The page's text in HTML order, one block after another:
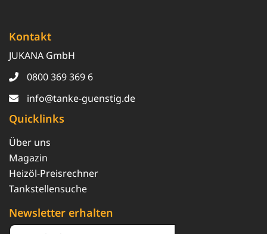
Kontakt
JUKANA GmbH
0800 369 369 6
info@tanke-guenstig.de
Quicklinks
Über uns
Magazin
Heizöl-Preisrechner
Tankstellensuche
Newsletter erhalten